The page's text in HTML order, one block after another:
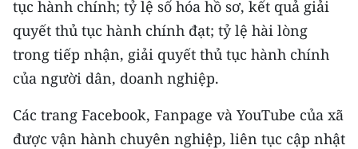
Đồng bằng sông Hồng
Bắc Trung Bộ
Duyên hải Nam Trung Bộ và Tây
Đông Nam Bộ
tục hành chính; tỷ lệ số hóa hồ sơ, kết quả giải
quyết thủ tục hành chính đạt; tỷ lệ hài lòng
trong tiếp nhận, giải quyết thủ tục hành chính
của người dân, doanh nghiệp.
Các trang Facebook, Fanpage và YouTube của xã
được vận hành chuyên nghiệp, liên tục cập nhật